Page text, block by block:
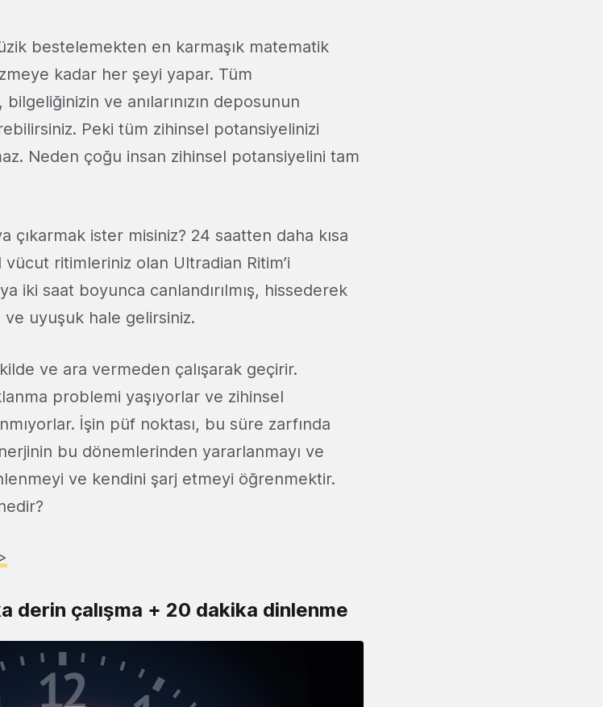
bestelemekten en karmaşık matematik
kadar her şeyi yapar. Tüm
bilgeliğinizin ve anılarınızın deposunun
Peki tüm zihinsel potansiyelinizi
Neden çoğu insan zihinsel potansiyelini tam
çıkarmak ister misiniz? 24 saatten daha kısa
ritimleriniz olan Ultradian Ritim’i
iki saat boyunca canlandırılmış, hissederek
ve uyuşuk hale gelirsiniz.
ve ara vermeden çalışarak geçirir.
problemi yaşıyorlar ve zihinsel
İşin püf noktası, bu süre zarfında
bu dönemlerinden yararlanmayı ve
ve kendini şarj etmeyi öğrenmektir.
derin çalışma + 20 dakika dinlenme